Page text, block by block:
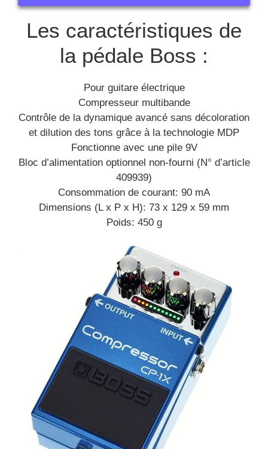
Les caractéristiques de
la pédale Boss :
Pour guitare électrique
Compresseur multibande
Contrôle de la dynamique avancé sans décoloration
et dilution des tons grâce à la technologie MDP
Fonctionne avec une pile 9V
Bloc d’alimentation optionnel non-fourni (N° d’article
409939)
Consommation de courant: 90 mA
Dimensions (L x P x H): 73 x 129 x 59 mm
Poids: 450 g